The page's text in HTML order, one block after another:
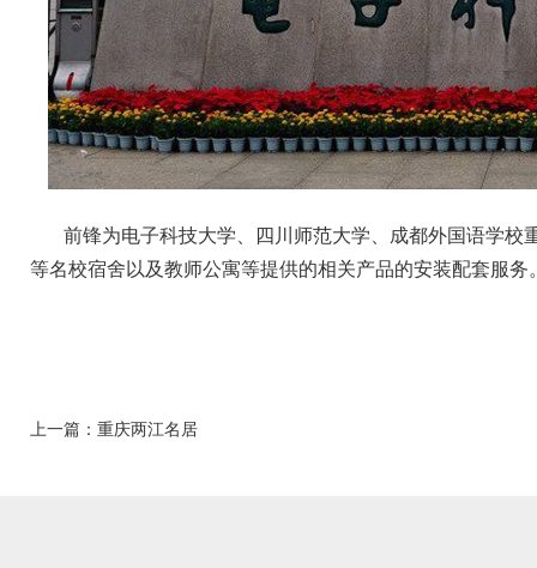
前锋为电子科技大学、四川师范大学、成都外国语学校
等名校宿舍以及教师公寓等提供的相关产品的安装配套服务
上一篇：重庆两江名居